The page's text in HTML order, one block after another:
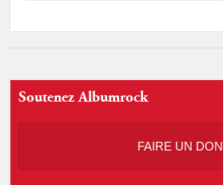
Soutenez Albumrock
FAIRE UN DON